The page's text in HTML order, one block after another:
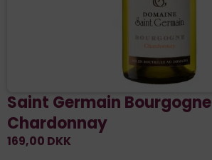
Saint Germain Bourgogne
Chardonnay
169,00 DKK